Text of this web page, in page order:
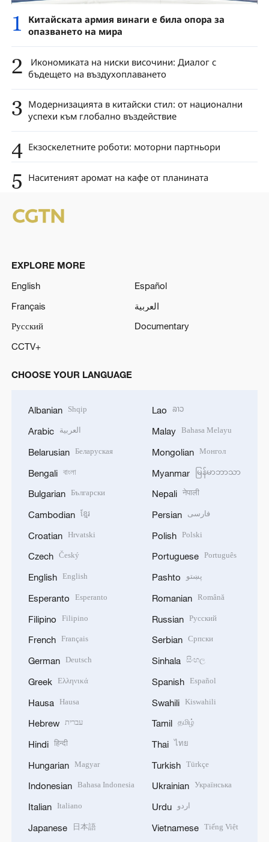
1
Китайската армия винаги е била опора за
опазването на мира
2
Икономиката на ниски височини: Диалог с
бъдещето на въздухоплаването
3 Модернизацията в китайски стил: от национални
успехи към глобално въздействие
4 Екзоскелетните роботи: моторни партньори
5 Наситеният аромат на кафе от планината
EXPLORE MORE
English
Español
Français
العربية
Русский
Documentary
CCTV+
CHOOSE YOUR LANGUAGE
Albanian Shqip
Arabic العربية
Belarusian Беларуская
Bengali বাংলা
Bulgarian Български
Cambodian ខ្មែរ
Croatian Hrvatski
Czech Český
English English
Esperanto Esperanto
Filipino Filipino
French Français
German Deutsch
Greek Ελληνικά
Hausa Hausa
Hebrew עברית
Hindi हिन्दी
Hungarian Magyar
Indonesian Bahasa Indonesia
Italian Italiano
Japanese
日本語
Lao ລາວ
Malay Bahasa Melayu
Mongolian Монгол
Myanmar မြန်မာဘာသာ
Nepali नेपाली
Persian فارسی
Polish Polski
Portuguese Português
Pashto پښتو
Romanian Română
Russian Русский
Serbian Српски
Sinhala සිංහල
Spanish Español
Swahili Kiswahili
Tamil தமிழ்
Thai ไทย
Turkish Türkçe
Ukrainian Українська
Urdu اردو
Vietnamese Tiếng Việt